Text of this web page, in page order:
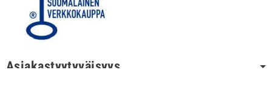
Asiakastyytyväisyys